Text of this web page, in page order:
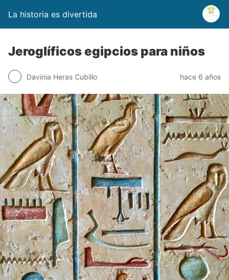
La historia es divertida
Jeroglíficos egipcios para niños
Davinia Heras Cubillo hace 6 años